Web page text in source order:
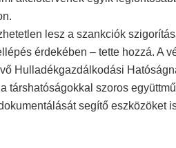
lesz a szankciók
érdekében – tette hozzá. A
Hulladékgazdálkodási
társhatóságokkal szoros
segítő eszközöket